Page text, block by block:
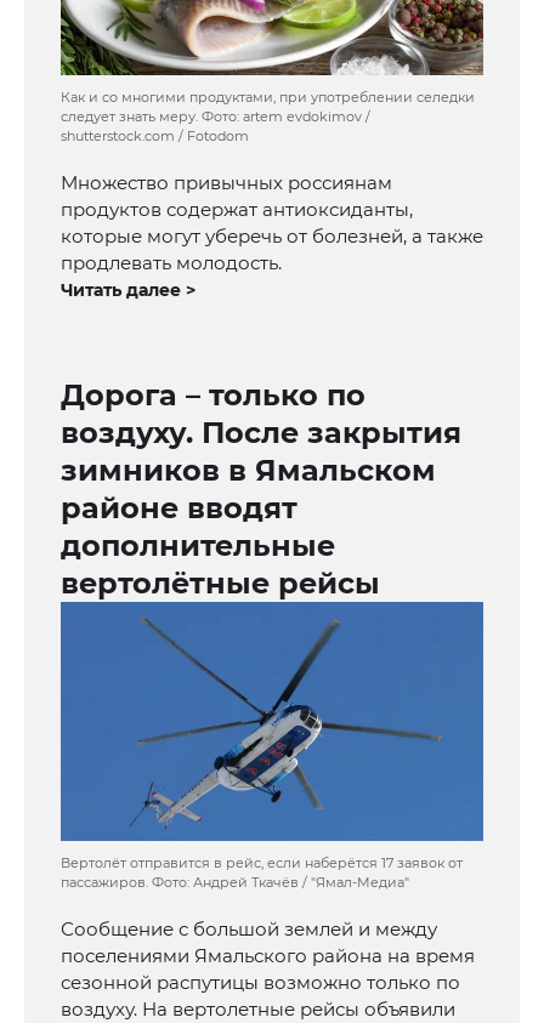
Как и со многими продуктами, при употреблении селедки
следует знать меру. Фото: artem evdokimov /
shutterstock.com / Fotodom
Множество привычных россиянам
продуктов содержат антиоксиданты,
которые могут уберечь от болезней, а также
продлевать молодость.
Читать далее >
Дорога – только по
воздуху. После закрытия
зимников в Ямальском
районе вводят
дополнительные
вертолётные рейсы
Вертолёт отправится в рейс, если наберётся 17 заявок от
пассажиров. Фото: Андрей Ткачёв / "Ямал-Медиа"
Сообщение с большой землей и между
поселениями Ямальского района на время
сезонной распутицы возможно только по
воздуху. На вертолетные рейсы объявили